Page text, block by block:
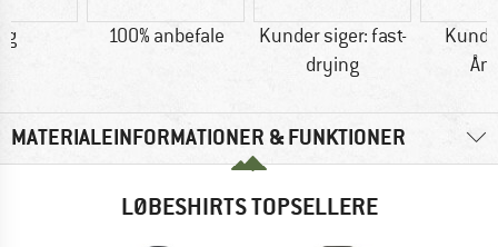
g 100% anbefale
Kunder siger: fast-
drying
MATERIALEINFORMATIONER & FUNKTIONER
LØBESHIRTS TOPSELLERE